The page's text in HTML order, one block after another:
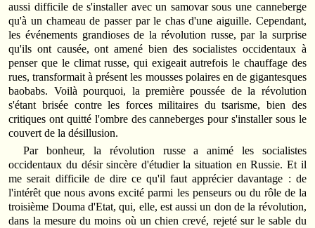
aussi difficile de s'installer avec un samovar sous une canneberge
qu'à un chameau de passer par le chas d'une aiguille. Cependant,
les événements grandioses de la révolution russe, par la surprise
qu'ils ont causée, ont amené bien des socialistes occidentaux à
penser que le climat russe, qui exigeait autrefois le chauffage des
rues, transformait à présent les mousses polaires en de gigantesques
baobabs. Voilà pourquoi, la première poussée de la révolution
s'étant brisée contre les forces militaires du tsarisme, bien des
critiques ont quitté l'ombre des canneberges pour s'installer sous le
couvert de la désillusion.
Par bonheur, la révolution russe a animé les socialistes
occidentaux du désir sincère d'étudier la situation en Russie. Et il
me serait difficile de dire ce qu'il faut apprécier davantage : de
l'intérêt que nous avons excité parmi les penseurs ou du rôle de la
troisième Douma d'Etat, qui, elle, est aussi un don de la révolution,
dans la mesure du moins où un chien crevé, rejeté sur le sable du